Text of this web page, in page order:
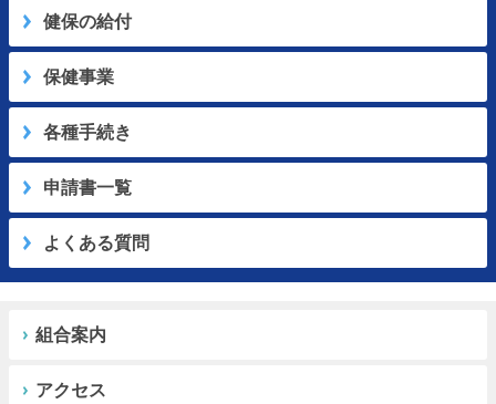
健保の給付
保健事業
各種手続き
申請書一覧
よくある質問
組合案内
アクセス